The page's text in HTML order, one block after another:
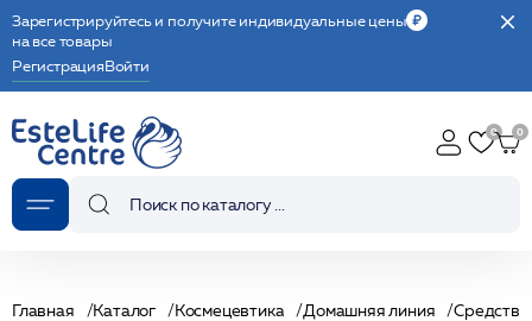
Зарегистрируйтесь и получите индивидуальные цены
на все товары
РегистрацияВойти
Главная Каталог Космецевтика Домашняя линия Средства